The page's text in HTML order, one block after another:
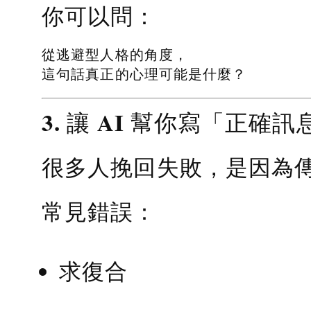
你可以問：
從逃避型人格的角度，
這句話真正的心理可能是什麼？
3. 讓 AI 幫你寫「正確訊
很多人挽回失敗，是因為
常見錯誤：
求復合